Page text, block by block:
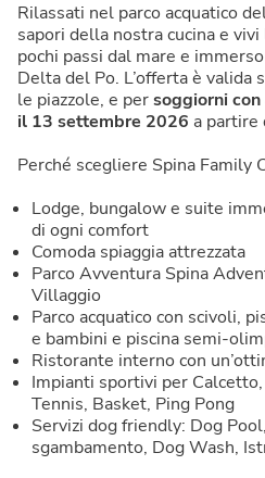
Rilassati nel parco acquatico
sapori della nostra cucina e
pochi passi dal mare e
Delta del Po. L’offerta è
le piazzole, e persoggiorni
il 13 settembre 2026 a partire
Perché scegliere Spina Family
Lodge, bungalow e suite
di ogni comfort
Comoda spiaggia attrezzata
Parco Avventura Spina
Villaggio
Parco acquatico con scivoli,
e bambini e piscina semi-
Ristorante interno con
Impianti sportivi per
Tennis, Basket, Ping Pong
Servizi dog friendly: Dog
sgambamento, Dog Wash,